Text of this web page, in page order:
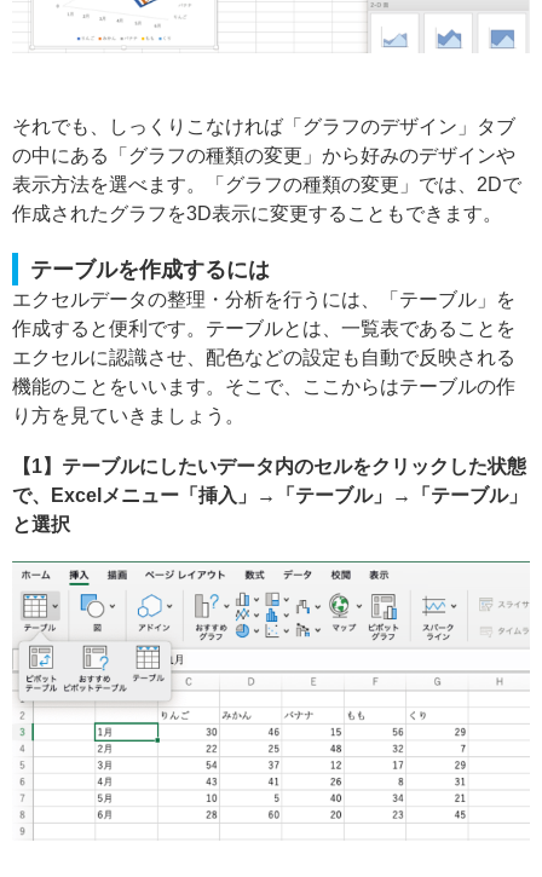
それでも、しっくりこなければ「グラフのデザイン」タブ
の中にある「グラフの種類の変更」から好みのデザインや
表示方法を選べます。「グラフの種類の変更」では、2Dで
作成されたグラフを3D表示に変更することもできます。
テーブルを作成するには
エクセルデータの整理・分析を行うには、「テーブル」を
作成すると便利です。テーブルとは、一覧表であることを
エクセルに認識させ、配色などの設定も自動で反映される
機能のことをいいます。そこで、ここからはテーブルの作
り方を見ていきましょう。
【1】テーブルにしたいデータ内のセルをクリックした状態
で、Excelメニュー「挿入」→「テーブル」→「テーブル」
と選択